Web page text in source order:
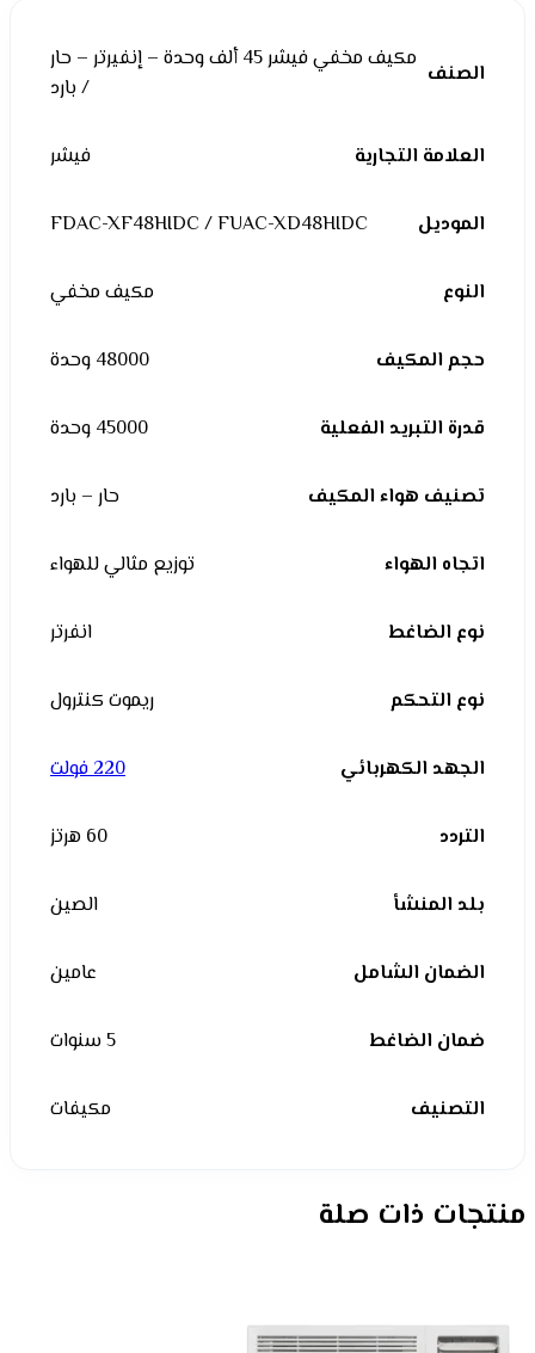
الصنف
مكيف مخفي فيشر 45 ألف وحدة – إنفيرتر – حار
/ بارد
العلامة التجارية فيشر
الموديل FDAC-XF48HIDC / FUAC-XD48HIDC
النوع مكيف مخفي
حجم المكيف 48000 وحدة
قدرة التبريد الفعلية 45000 وحدة
تصنيف هواء المكيف حار – بارد
اتجاه الهواء توزيع مثالي للهواء
نوع الضاغط انفرتر
نوع التحكم ريموت كنترول
الجهد الكهربائي 220 فولت
التردد 60 هرتز
بلد المنشأ الصين
الضمان الشامل عامين
ضمان الضاغط 5 سنوات
التصنيف مكيفات
منتجات ذات صلة